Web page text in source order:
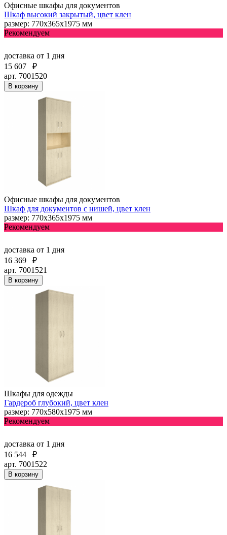
Офисные шкафы для документов
Шкаф высокий закрытый, цвет клен
размер: 770х365х1975 мм
Рекомендуем
доставка от 1 дня
15 607
₽
арт. 7001520
В корзину
Офисные шкафы для документов
Шкаф для документов с нишей, цвет клен
размер: 770х365х1975 мм
Рекомендуем
доставка от 1 дня
16 369
₽
арт. 7001521
В корзину
Шкафы для одежды
Гардероб глубокий, цвет клен
размер: 770х580х1975 мм
Рекомендуем
доставка от 1 дня
16 544
₽
арт. 7001522
В корзину